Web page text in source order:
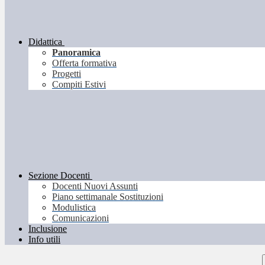
Didattica
Panoramica
Offerta formativa
Progetti
Compiti Estivi
Sezione Docenti
Docenti Nuovi Assunti
Piano settimanale Sostituzioni
Modulistica
Comunicazioni
Inclusione
Info utili